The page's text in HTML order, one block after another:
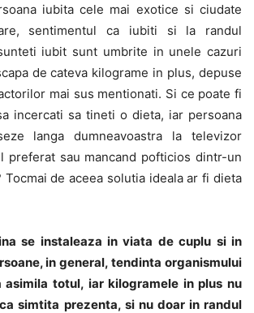
iubita cele mai exotice si ciudate
sentimentul ca iubiti si la randul
iubit sunt umbrite in unele cazuri
de cateva kilograme in plus, depuse
mai sus mentionati. Si ce poate fi
incercati sa tineti o dieta, iar persoana
langa dumneavoastra la televizor
preferat sau mancand pofticios dintr-un
Tocmai de aceea solutia ideala ar fi dieta
se instaleaza in viata de cuplu si in
in general, tendinta organismului
asimila totul, iar kilogramele in plus nu
simtita prezenta, si nu doar in randul